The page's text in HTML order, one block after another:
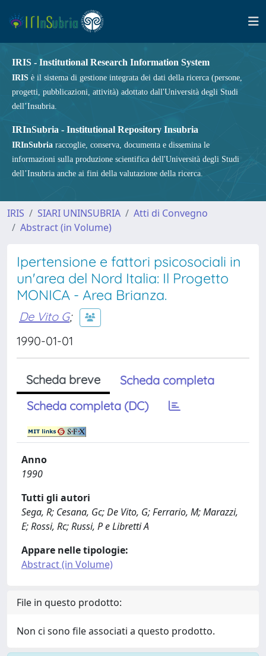
IRIS - Institutional Research Information System
IRIS è il sistema di gestione integrata dei dati della ricerca (persone,
progetti, pubblicazioni, attività) adottato dall'Università degli Studi
dell’Insubria.
IRInSubria - Institutional Repository Insubria
IRInSubria raccoglie, conserva, documenta e dissemina le
informazioni sulla produzione scientifica dell'Università degli Studi
dell’Insubria anche ai fini della valutazione della ricerca.
IRIS SIARI UNINSUBRIA
Atti di Convegno
Abstract (in Volume)
Ipertensione e fattori psicosociali in
un'area del Nord Italia: Il Progetto
MONICA - Area Brianza.
De Vito G;
1990-01-01
Scheda breve
Scheda completa
Scheda completa (DC)
Anno
1990
Tutti gli autori
Sega, R; Cesana, Gc; De Vito, G; Ferrario, M; Marazzi,
E; Rossi, Rc; Russi, P e Libretti A
Appare nelle tipologie:
Abstract (in Volume)
File in questo prodotto:
Non ci sono file associati a questo prodotto.